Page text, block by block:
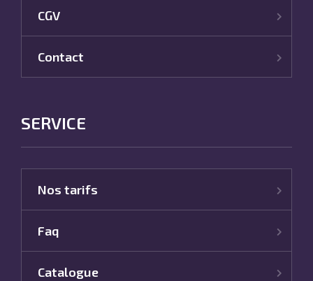
CGV
Contact
SERVICE
Nos tarifs
Faq
Catalogue